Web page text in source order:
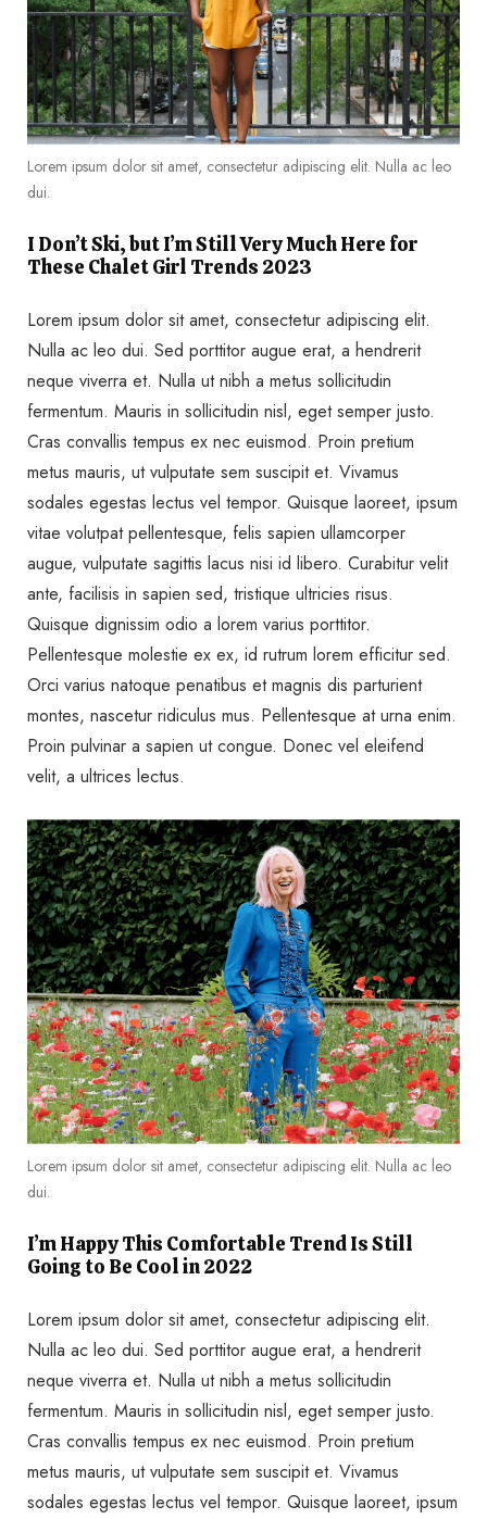
Lorem ipsum dolor sit amet, consectetur adipiscing elit. Nulla ac leo
dui.
I Don’t Ski, but I’m Still Very Much Here for
These Chalet Girl Trends 2023
Lorem ipsum dolor sit amet, consectetur adipiscing elit.
Nulla ac leo dui. Sed porttitor augue erat, a hendrerit
neque viverra et. Nulla ut nibh a metus sollicitudin
fermentum. Mauris in sollicitudin nisl, eget semper justo.
Cras convallis tempus ex nec euismod. Proin pretium
metus mauris, ut vulputate sem suscipit et. Vivamus
sodales egestas lectus vel tempor. Quisque laoreet, ipsum
vitae volutpat pellentesque, felis sapien ullamcorper
augue, vulputate sagittis lacus nisi id libero. Curabitur velit
ante, facilisis in sapien sed, tristique ultricies risus.
Quisque dignissim odio a lorem varius porttitor.
Pellentesque molestie ex ex, id rutrum lorem efficitur sed.
Orci varius natoque penatibus et magnis dis parturient
montes, nascetur ridiculus mus. Pellentesque at urna enim.
Proin pulvinar a sapien ut congue. Donec vel eleifend
velit, a ultrices lectus.
Lorem ipsum dolor sit amet, consectetur adipiscing elit. Nulla ac leo
dui.
I’m Happy This Comfortable Trend Is Still
Going to Be Cool in 2022
Lorem ipsum dolor sit amet, consectetur adipiscing elit.
Nulla ac leo dui. Sed porttitor augue erat, a hendrerit
neque viverra et. Nulla ut nibh a metus sollicitudin
fermentum. Mauris in sollicitudin nisl, eget semper justo.
Cras convallis tempus ex nec euismod. Proin pretium
metus mauris, ut vulputate sem suscipit et. Vivamus
sodales egestas lectus vel tempor. Quisque laoreet, ipsum